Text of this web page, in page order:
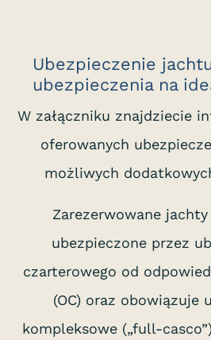
Ubezpieczenie
ubezpieczenia na
W załączniku znajdziecie
oferowanych
możliwych
Zarezerwowane
ubezpieczone przez
czarterowego od
(OC) oraz obowiązuje
kompleksowe („full-